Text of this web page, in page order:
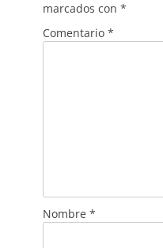
marcados con *
Comentario *
Nombre *